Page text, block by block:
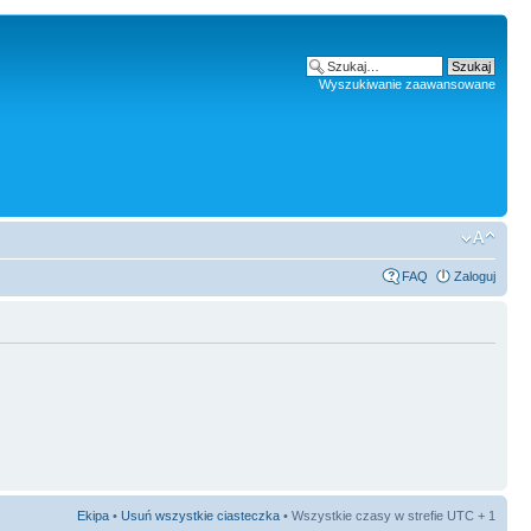
Wyszukiwanie zaawansowane
FAQ Zaloguj
Ekipa • Usuń wszystkie ciasteczka • Wszystkie czasy w strefie UTC + 1